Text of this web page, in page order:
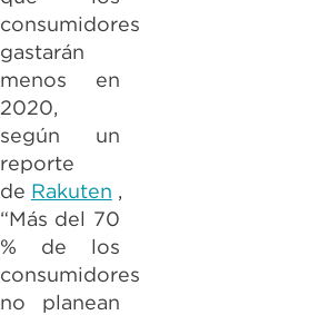
consumidores
gastarán
menos en
2020,
según un
reporte
de Rakuten ,
“Más del 70
% de los
consumidores
no planean